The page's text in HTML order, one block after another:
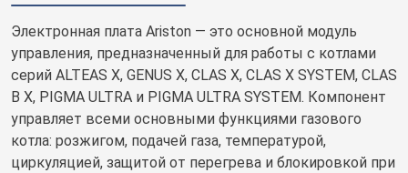
Электронная плата Ariston — это основной модуль
управления, предназначенный для работы с котлами
серий ALTEAS X, GENUS X, CLAS X, CLAS X SYSTEM, CLAS
B X, PIGMA ULTRA и PIGMA ULTRA SYSTEM. Компонент
управляет всеми основными функциями газового
котла: розжигом, подачей газа, температурой,
циркуляцией, защитой от перегрева и блокировкой при